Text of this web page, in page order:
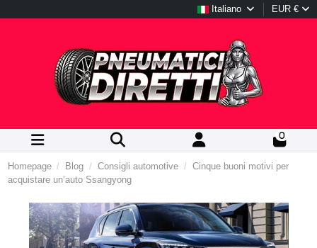
Italiano EUR €
0
Homepage Blog Consigli automotive
Cinque buoni motivi per
acquistare un’auto Ssangyong